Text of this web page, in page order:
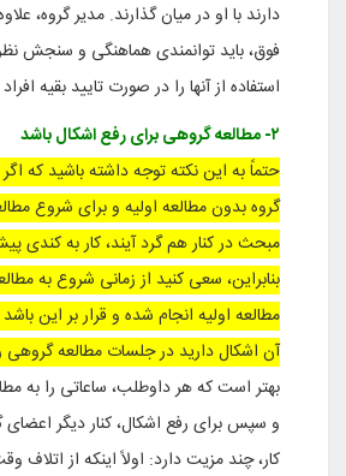
دارند با او در میان گذارند. مدیر گروه،
فوق، باید توانمندی هماهنگی و سنجش
استفاده از آنها را در صورت تایید بقیه
۲- مطالعه گروهی برای رفع اشکال باشد
حتماً به این نکته توجه داشته باشید که
گروه بدون مطالعه اولیه و برای شروع
مبحث در کنار هم گرد آیند، کار به کندی
بنابراین، سعی کنید از زمانی شروع به
مطالعه اولیه انجام شده و قرار بر این
آن اشکال دارید در جلسات مطالعه گروهی
بهتر است که هر داوطلب، ساعاتی را به
و سپس برای رفع اشکال، کنار دیگر
کار، چند مزیت دارد: اولاً اینکه از اتلاف